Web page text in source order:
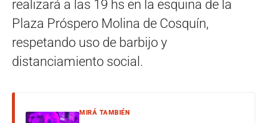
realizará a las 19 hs en la esquina de la
Plaza Próspero Molina de Cosquín,
respetando uso de barbijo y
distanciamiento social.
MIRÁ TAMBIÉN